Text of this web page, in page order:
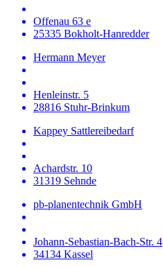
Offenau 63 e
25335 Bokholt-Hanredder
Hermann Meyer
Henleinstr. 5
28816 Stuhr-Brinkum
Kappey Sattlereibedarf
Achardstr. 10
31319 Sehnde
pb-planentechnik GmbH
Johann-Sebastian-Bach-Str. 4
34134 Kassel